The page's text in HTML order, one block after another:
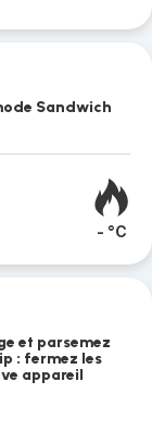
Sandwich
- °C
et parsemez
: fermez les
appareil